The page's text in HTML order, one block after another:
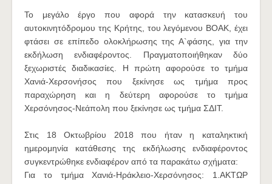
Το μεγάλο έργο που αφορά την κατασκευή του
αυτοκινητόδρομου της Κρήτης, του λεγόμενου ΒΟΑΚ, έχει
φτάσει σε επίπεδο ολοκλήρωσης της Α`φάσης, για την
εκδήλωση ενδιαφέροντος. Πραγματοποιήθηκαν δύο
ξεχωριστές διαδικασίες. Η πρώτη αφορούσε το τμήμα
Χανιά-Χερσονήσος που ξεκίνησε ως τμήμα προς
παραχώρηση και η δεύτερη αφορούσε το τμήμα
Χερσόνησος-Νεάπολη που ξεκίνησε ως τμήμα ΣΔΙΤ.
Στις 18 Οκτωβρίου 2018 που ήταν η καταληκτική
ημερομηνία κατάθεσης της εκδήλωσης ενδιαφέροντος
συγκεντρώθηκε ενδιαφέρον από τα παρακάτω σχήματα:
Για το τμήμα Χανιά-Ηράκλειο-Χερσόνησος: 1.ΑΚΤΩΡ